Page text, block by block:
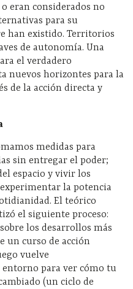
eran considerados no
para su
han existido. Territorios
de autonomía. Una
el verdadero
nuevos horizontes para la
de la acción directa y
medidas para
sin entregar el poder;
espacio y vivir los
la potencia
El teórico
el siguiente proceso:
los desarrollos más
un curso de acción
vuelve
para ver cómo tu
(un ciclo de